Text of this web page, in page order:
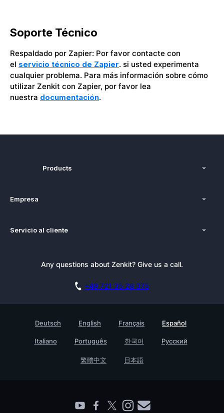
Soporte Técnico
Respaldado por Zapier: Por favor contacte con
el servicio técnico de Zapier. si usted experimenta
cualquier problema. Para más información sobre cómo
utilizar Zenkit con Zapier, por favor lea
nuestra documentación.
Products
Alternativas
Reserva una demo
Empresa
Prensa
Academia
Empresa
Find a Partner
Servicio al cliente
Boletín informativo
Any questions about Zenkit? Give us a call.
+49 721 35 28 375
Deutsch English Français Español
Italiano Português 한국어 Русский
繁體中文 日本語